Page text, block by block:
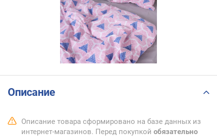
Описание
Описание товара сформировано на базе данных из
интернет-магазинов. Перед покупкой обязательно